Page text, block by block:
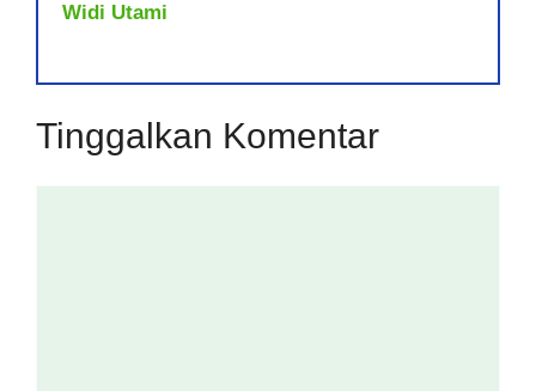
Widi Utami
Tinggalkan Komentar